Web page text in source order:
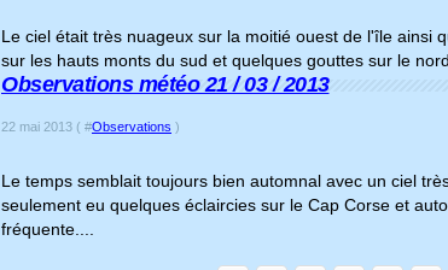
Le ciel était très nuageux sur la moitié ouest de l'île ainsi
sur les hauts monts du sud et quelques gouttes sur le
Observations météo 21 / 03 / 2013
22 mai 2013 ( #Observations )
Le temps semblait toujours bien automnal avec un ciel
seulement eu quelques éclaircies sur le Cap Corse et
fréquente....